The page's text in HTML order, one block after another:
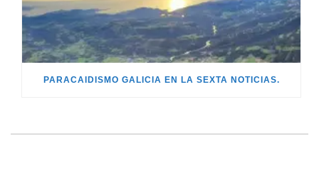
PARACAIDISMO GALICIA EN LA SEXTA NOTICIAS.